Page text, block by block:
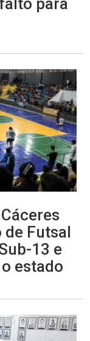
de Futsal
13 e
estado